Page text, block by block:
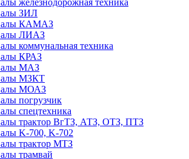
железнодорожная техника
ЗИЛ
КАМАЗ
ЛИАЗ
коммунальная техника
КРАЗ
МАЗ
МЗКТ
МОАЗ
погрузчик
спецтехника
трактор ВгТЗ, АТЗ, ОТЗ, ПТЗ
K-700, K-702
трактор МТЗ
трамвай